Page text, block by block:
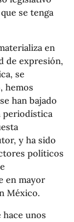
se tenga
en
de expresión,
se
hemos
han bajado
periodística
y ha sido
políticos
en mayor
México.
unos